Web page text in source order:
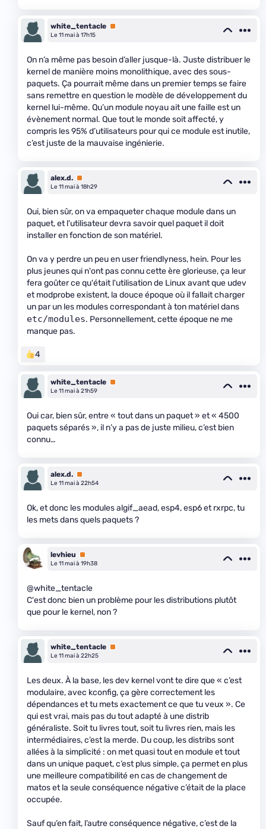
white_tentacle Premium
Le 11 mai à 17h15
On n’a même pas besoin d’aller jusque-là. Juste distribuer le
kernel de manière moins monolithique, avec des sous-
paquets. Ça pourrait même dans un premier temps se faire
sans remettre en question le modèle de développement du
kernel lui-même. Qu’un module noyau ait une faille est un
évènement normal. Que tout le monde soit affecté, y
compris les 95% d’utilisateurs pour qui ce module est inutile,
c’est juste de la mauvaise ingénierie.
alex.d. Premium
Le 11 mai à 18h29
Oui, bien sûr, on va empaqueter chaque module dans un
paquet, et l'utilisateur devra savoir quel paquet il doit
installer en fonction de son matériel.
On va y perdre un peu en user friendlyness, hein. Pour les
plus jeunes qui n'ont pas connu cette ère glorieuse, ça leur
fera goûter ce qu'était l'utilisation de Linux avant que udev
et modprobe existent, la douce époque où il fallait charger
un par un les modules correspondant à ton matériel dans
etc/modules. Personnellement, cette époque ne me
manque pas.
4
white_tentacle Premium
Le 11 mai à 21h59
Oui car, bien sûr, entre « tout dans un paquet » et « 4500
paquets séparés », il n’y a pas de juste milieu, c’est bien
connu…
alex.d. Premium
Le 11 mai à 22h54
Ok, et donc les modules algif_aead, esp4, esp6 et rxrpc, tu
les mets dans quels paquets ?
levhieu
Premium
Le 11 mai à 19h38
@white_tentacle
C'est donc bien un problème pour les distributions plutôt
que pour le kernel, non ?
white_tentacle Premium
Le 11 mai à 22h25
Les deux. À la base, les dev kernel vont te dire que « c’est
modulaire, avec kconfig, ça gère correctement les
dépendances et tu mets exactement ce que tu veux ». Ce
qui est vrai, mais pas du tout adapté à une distrib
généraliste. Soit tu livres tout, soit tu livres rien, mais les
intermédiaires, c’est la merde. Du coup, les distribs sont
allées à la simplicité : on met quasi tout en module et tout
dans un unique paquet, c’est plus simple, ça permet en plus
une meilleure compatibilité en cas de changement de
matos et la seule conséquence négative c’était de la place
occupée.
Sauf qu’en fait, l’autre conséquence négative, c’est de la